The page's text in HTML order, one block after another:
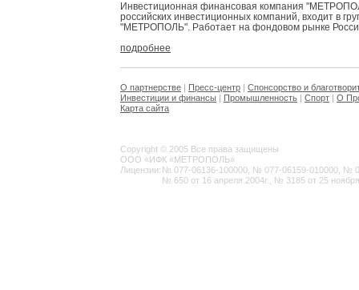
Инвестиционная финансовая компания
российских инвестиционных компаний, входит в
"МЕТРОПОЛЬ". Работает на фондовом рынке
подробнее
О партнерстве | Пресс-центр | Спонсорство и
Инвестиции и финансы | Промышленность | Спорт | О
Карта сайта
Copyright © 2005 Все права защищены
ООО «ИФК «МЕТРОПОЛЬ»
Лицензии: № 077-06136-100000, № 077-06159-010000, №
№ 650 от 16 апреля 2004г., № 3185 от 25